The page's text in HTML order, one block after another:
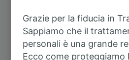
Grazie per la fiducia in
Sappiamo che il
personali è una grande
Ecco come proteggiamo